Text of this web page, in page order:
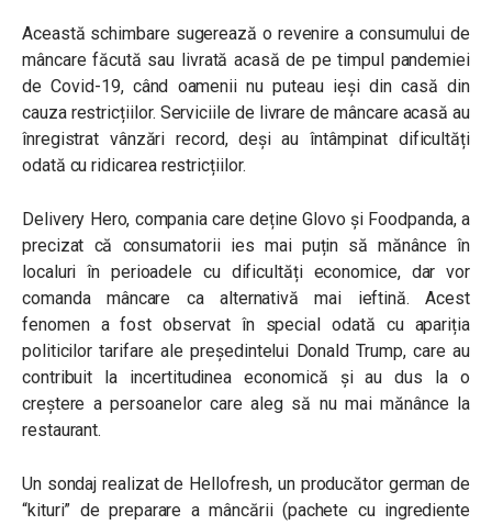
Această schimbare sugerează o revenire a consumului de
mâncare făcută sau livrată acasă de pe timpul pandemiei
de Covid-19, când oamenii nu puteau ieși din casă din
cauza restricțiilor. Serviciile de livrare de mâncare acasă au
înregistrat vânzări record, deși au întâmpinat dificultăți
odată cu ridicarea restricțiilor.
Delivery Hero, compania care deține Glovo și Foodpanda, a
precizat că consumatorii ies mai puțin să mănânce în
localuri în perioadele cu dificultăți economice, dar vor
comanda mâncare ca alternativă mai ieftină. Acest
fenomen a fost observat în special odată cu apariția
politicilor tarifare ale președintelui Donald Trump, care au
contribuit la incertitudinea economică și au dus la o
creștere a persoanelor care aleg să nu mai mănânce la
restaurant.
Un sondaj realizat de Hellofresh, un producător german de
“kituri” de preparare a mâncării (pachete cu ingrediente